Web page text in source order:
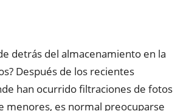
detrás del almacenamiento en la
Después de los recientes
han ocurrido filtraciones de fotos
menores, es normal preocuparse